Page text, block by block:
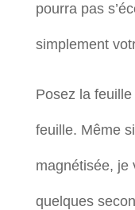
pourra pas
simplement
Posez la feuille
feuille. Même
magnétisée, je
quelques